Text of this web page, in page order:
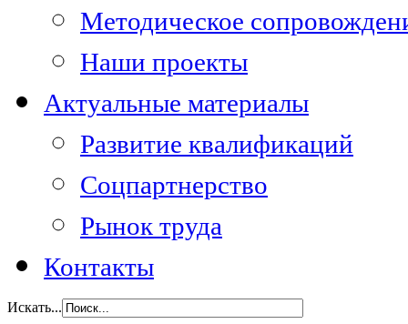
Методическое
Наши проекты
Актуальные материалы
Развитие квалификаций
Соцпартнерство
Рынок труда
Контакты
Искать...